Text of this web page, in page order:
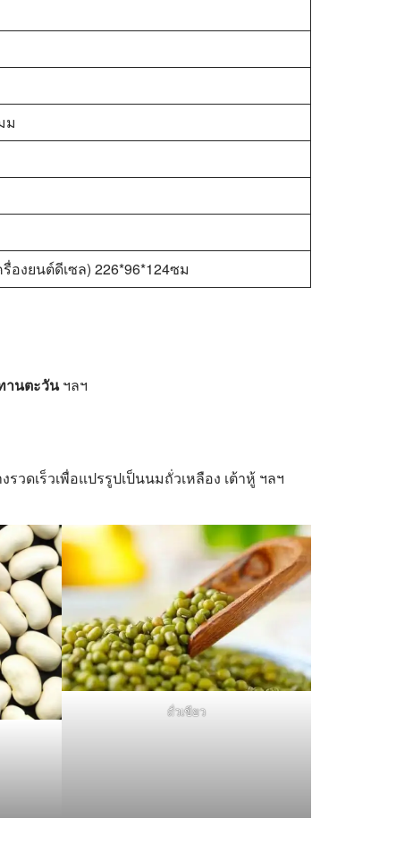
ม
องยนต์ดีเซล) 226*96*124ซม
านตะวันฯลฯ
วดเร็วเพื่อแปรรูปเป็นนมถั่วเหลือง เต้าหู้ ฯลฯ
ถั่วเขียว